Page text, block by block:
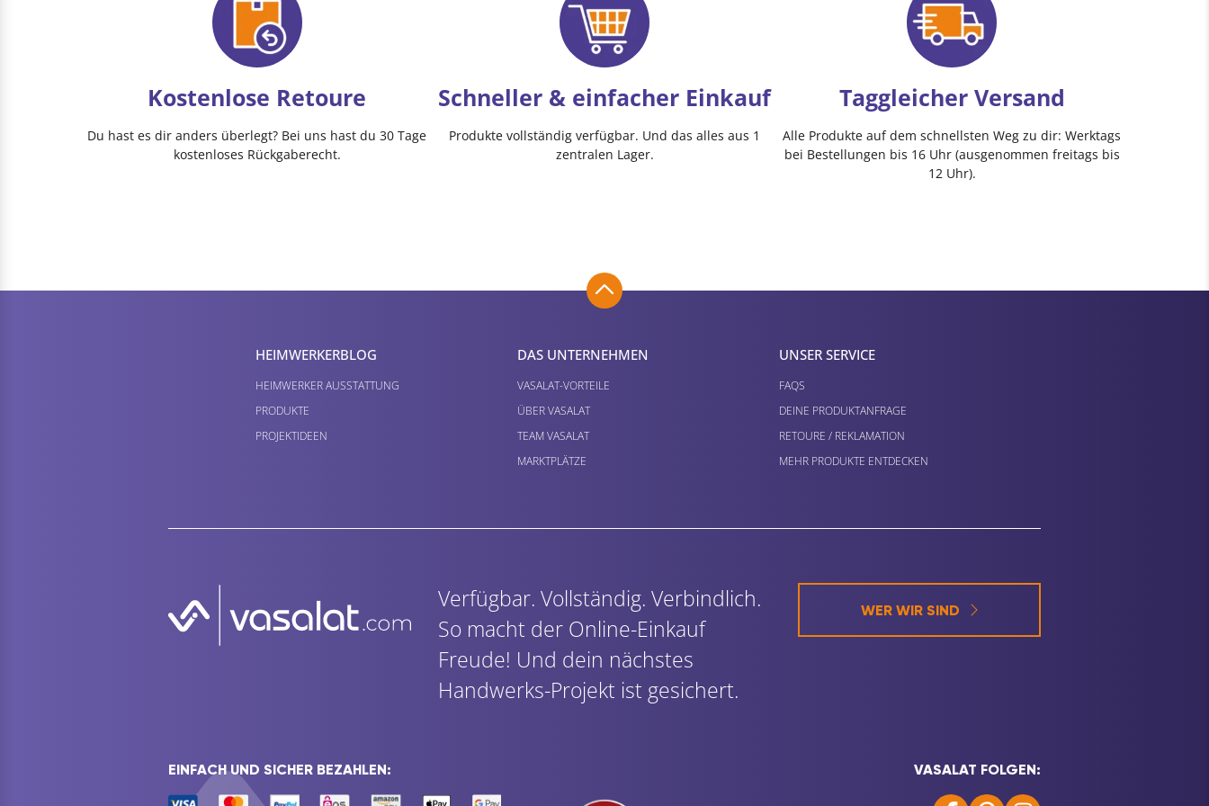
Kostenlose Retoure
Du hast es dir anders überlegt? Bei uns hast du 30 Tage
kostenloses Rückgaberecht.
Schneller & einfacher Einkauf
Produkte vollständig verfügbar. Und das alles aus 1
zentralen Lager.
Taggleicher Versand
Alle Produkte auf dem schnellsten Weg zu dir: Werktags
bei Bestellungen bis 16 Uhr (ausgenommen freitags bis
12 Uhr).
HEIMWERKER­BLOG
HEIMWERKER AUSSTATTUNG
PRODUKTE
PROJEKTIDEEN
DAS UNTERNEHMEN
VASALAT-VORTEILE
ÜBER VASALAT
TEAM VASALAT
MARKTPLÄTZE
UNSER SERVICE
FAQS
DEINE PRODUKTANFRAGE
RETOURE / REKLAMATION
MEHR PRODUKTE ENTDECKEN
Verfügbar. Vollständig. Verbindlich.
So macht der Online-Einkauf
Freude! Und dein nächstes
Handwerks-Projekt ist gesichert.
WER WIR SIND
EINFACH UND SICHER BEZAHLEN: VASALAT FOLGEN: